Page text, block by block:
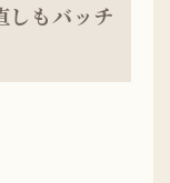
しもバッチ